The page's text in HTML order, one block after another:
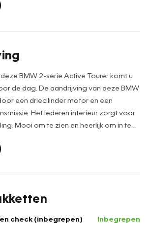
BMW 2-serie Active Tourer komt u
de dag. De aandrijving van deze BMW
een driecilinder motor en een
Het lederen interieur zorgt voor
Mooi om te zien en heerlijk om in te
die u onderweg optimale
Dat noemen ze nou een ruimtelijk
bediende glazen panoramadak. De
LED koplampen, sportonderstel, extra
tot de voorzieningen op deze auto.
check (inbegrepen)
Inbegrepen